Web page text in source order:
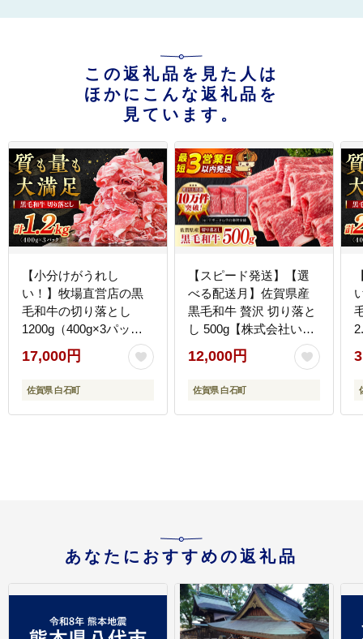
この返礼品を見た人は
ほかにこんな返礼品を
見ています。
【小分けがうれし
い！】牧場直営店の黒
毛和牛の切り落とし
1200g（400g×3パッ
ク） 【川崎畜産】牛肉
[IAX003]
17,000円
佐賀県 白石町
【スピード発送】【選
べる配送月】佐賀県産
黒毛和牛 贅沢 切り落と
し 500g【株式会社いろ
は精肉店】佐賀産和牛
牛肉 すき焼き しゃぶし
ゃぶ [IAG001]
12,000円
佐賀県 白石町
あなたにおすすめの返礼品